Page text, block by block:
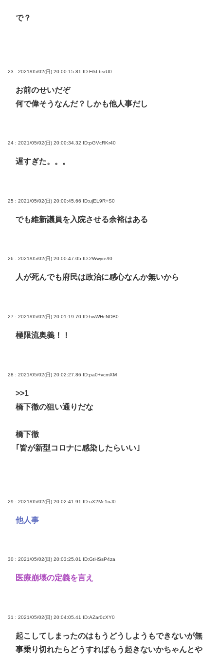
で？
23 : 2021/05/02(日) 20:00:15.81 ID:F/kLbsrU0
お前のせいだぞ
何で偉そうなんだ？しかも他人事だし
24 : 2021/05/02(日) 20:00:34.32 ID:pGVcRKr40
遅すぎた。。。
25 : 2021/05/02(日) 20:00:45.66 ID:ujEL9R+S0
でも維新議員を入院させる余裕はある
26 : 2021/05/02(日) 20:00:47.05 ID:2Wwyre/I0
人が死んでも府民は政治に感心なんか無いから
27 : 2021/05/02(日) 20:01:19.70 ID:hwWHcNDB0
極限流奥義！！
28 : 2021/05/02(日) 20:02:27.86 ID:pa0+vcmXM
>>1
橋下徹の狙い通りだな
橋下徹
｢皆が新型コロナに感染したらいい｣
29 : 2021/05/02(日) 20:02:41.91 ID:uX2Mc1oJ0
他人事
30 : 2021/05/02(日) 20:03:25.01 ID:GtHSsP4za
医療崩壊の定義を言え
31 : 2021/05/02(日) 20:04:05.41 ID:AZar0cXY0
起こしてしまったのはもうどうしようもできないが無
事乗り切れたらどうすればもう起きないかちゃんとや